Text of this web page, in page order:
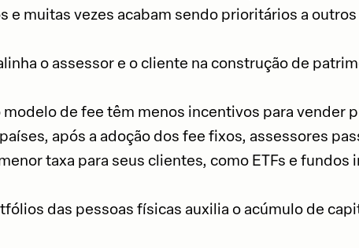
e muitas vezes acabam sendo prioritários a
o assessor e o cliente na construção de
de fee têm menos incentivos para vender
após a adoção dos fee fixos, assessores
taxa para seus clientes, como ETFs e fundos
das pessoas físicas auxilia o acúmulo de